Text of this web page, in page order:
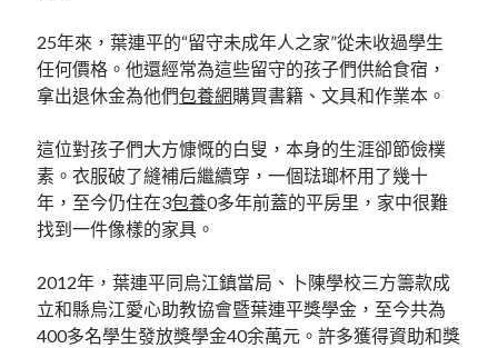
25年來，葉連平的“留守未成年人之家”從未收過學生
任何價格。他還經常為這些留守的孩子們供給食宿，
拿出退休金為他們包養網購買書籍、文具和作業本。
這位對孩子們大方慷慨的白叟，本身的生涯卻節儉樸
素。衣服破了縫補后繼續穿，一個琺瑯杯用了幾十
年，至今仍住在3包養0多年前蓋的平房里，家中很難
找到一件像樣的家具。
2012年，葉連平同烏江鎮當局、卜陳學校三方籌款成
立和縣烏江愛心助教協會暨葉連平獎學金，至今共為
400多名學生發放獎學金40余萬元。許多獲得資助和獎